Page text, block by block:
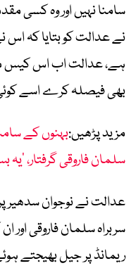
سامنا نہیں اور وہ کسی
نے عدالت کو بتایا کہ اس
ہے، عدالت اب اس کیس
بھی فیصلہ کرے اسے
مزید پڑھیں:بہنوں کے
سلمان فاروقی گرفتار،
عدالت نے نوجوان سدھیر
سربراہ سلمان فاروقی
ریمانڈ پر جیل بھیجتے